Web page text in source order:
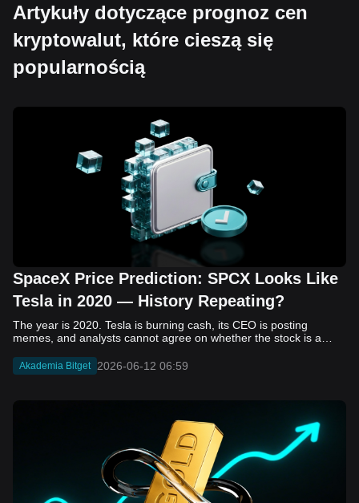
Artykuły dotyczące prognoz cen
kryptowalut, które cieszą się
popularnością
SpaceX Price Prediction: SPCX Looks Like
Tesla in 2020 — History Repeating?
The year is 2020. Tesla is burning cash, its CEO is posting memes, and analysts cannot agree on whether the stock is a generational opportunity or an elaborate joke. Now replace Tesla with SpaceX. Replace 2020 with 2026. The debate looks almost identical, and SPCX is set to hit the Nasdaq on June 12. The offering price is $135 per share. The implied valuation is $1.75 trillion. For anyone who watched Tesla run 700% that year, the pattern is hard to unsee. History does not repeat, but it rhymes often enough to pay attention. Before sizing into SPCX on day one, investors need to understand what actually drove Tesla's re-rating, whether SpaceX has the same ingredients, and where the comparison quietly falls apart. That is what this piece covers, with numbers. Five structural parallels that make SPCX feel like TSLA 2020. Five critical differences that could make trade painful. And the exact price levels and execution metrics will tell you whether this rocket clears the atmosphere or comes apart on ascent. Tesla in 2020 — The Flashback Every Investor Needs To understand the TSLA/SPCX parallel, you need to remember what Tesla actually looked like at the start of 2020. Not in hindsight. Through the eyes of a skeptic. Tesla, Inc. (TSLA) Price History Source: Yahoo Finance In January of that year, Tesla was trading at roughly $28 on a split-adjusted basis. The company had just barely posted its first full-year GAAP profit, capping nearly a decade of consecutive annual losses. Revenue was growing fast, but the valuation was already uncomfortable by any conventional measure. The price-to-earnings ratio peaked at 940x by Q4 2020, a number that triggered every value screen on the planet. The bear case was loud and well-reasoned. Tesla was a car company with car-company margins, going up against century-old manufacturers with far deeper pockets. The stock had already run hard. Every rational DCF model said it was overvalued. Then the narrative shifted. Not because of a single earnings beat or a product launch. The market collectively decided that Tesla was not a car company. It was a clean energy platform, a software business, a battery technology leader, and a self-driving AI play, all in one ticker. Once that frame took hold, traditional valuation metrics lost their grip as anchors. Retail investors piled in. Institutional funds that had stayed on the sidelines were forced to buy when Tesla was added to the SP 500 in December. The feedback loop closed hard and fast. By the end of 2020, the stock had risen 743% from its March lows, making it the largest company ever added to the index at the time of inclusion. The lesson is not that Tesla was cheap. It was not. The lesson is that Tesla's 2020 rally had almost nothing to do with fundamentals catching up to price. It was the market repricing the total addressable market and the probability of dominance. That distinction is the entire reason the SPCX conversation is worth having. The Parallel — Why SPCX Feels Like TSLA 2020 The similarities between SpaceX today and Tesla in 2020 are not superficial. They span five structural dimensions that matter to how markets re-rate a stock. The visionary founder effect: Tesla in 2020 was inseparable from Elon Musk. His vision, execution record, and ability to shape investor narratives were central to the thesis. SpaceX in 2026 is similar. Investors are not just buying a launch company; they are buying a vision of a multi-planetary future and a global communications network powered by Starlink. That founder premium is powerful, but it also creates key-person risk. Unprofitable on paper, but the underlying business is real: SpaceX’s headline GAAP losses may appear concerning, but adjusted EBITDA and Starlink’s profitability suggest the core business is already generating substantial economic value. Tesla investors who looked beyond reported losses before 2020 were ultimately rewarded. The question is whether SpaceX merits the same long-term patience. Dominant in a market that is just getting started: Tesla led the EV market just as adoption began accelerating. SpaceX occupies a similar position in the emerging space economy. Starlink has already achieved global scale, while Starship could dramatically lower launch costs if commercial operations mature, potentially reshaping the economics of the entire industry. A valuation that does not make sense on traditional metrics, and may not need to: SpaceX’s valuation appears extreme by conventional measures, much like Tesla’s did in 2020. Traditional valuation frameworks are not necessarily wrong, but when a company is creating a new category, they may fail to capture the scale of future opportunities. Retail conviction meets institutional hesitation: Tesla’s 2020 rally was fueled by strong retail demand and skepticism from many institutional investors. SpaceX could follow a similar path, with intense retail enthusiasm, cautious institutions, and potential future index inclusion creating demand that extends beyond near-term fundamentals. The Bull Case — If History Repeats If the Tesla 2020 parallel holds, what does the upside actually look like in numbers? Starlink's ceiling is much higher than $11.4 billion: Starlink still reaches only a fraction of its addressable market. With Starship enabling faster and cheaper satellite deployment, analysts project Starlink revenue could reach $30 to $50 billion annually by 2030. At a 40% operating margin, that implies $12 to $20 billion in operating profit from Starlink alone. Starship changes the economics of everything: If commercial Starship operations begin in the second half of 2026, the impact goes beyond lower launch costs. It could unlock new markets, accelerate satellite deployment, and reshape the economics of the entire launch industry. Even partial success would imply a much larger company than what traditional valuation models capture today. A Mars mission timeline becomes the narrative re-rating catalyst: Tesla’s re-rating happened when EV adoption moved from fringe to mainstream consensus. For SpaceX, the equivalent moment could come when a credible human Mars transit shifts from vision to scheduled mission. That would be less a financial event than a narrative event, and narrative events are what drive extreme re-ratings. The price target scenarios, modeled on Starlink growth and Starship commercialization, look like this: Scenario Implied Price by 2030 Basis Base Case $200 to $250 Starlink at $25B revenue, 35x EV/Revenue Bull Case $300 to $400 Starlink at $40B plus Starship commercial ops at scale Extreme Bull $500+ Full narrative re-rating plus index inclusion demand shock One more number worth sitting with: if SPCX mirrors Tesla’s exact 2020 to 2021 trajectory, a 700% move from the IPO price implies roughly $1,080 per share and a market cap above $14 trillion. That is not a price target. It is a thought experiment about maximum narrative compression when the market decides a company is no longer just a company, but a civilizational bet. The Bear Case — Where the Analogy Breaks Down The Tesla parallel is compelling, but incomplete. There are five places where the comparison breaks down, and ignoring them is how investors get hurt. SpaceX's biggest customer is the government: Tesla in 2020 was a consumer business with diversified demand from individual buyers. SpaceX is different. A meaningful share of revenue comes from NASA, the Department of Defense, and other government agencies. That makes SpaceX partly a defense and aerospace contractor, with budget, policy, and political risks Tesla never faced. You are buying the economics without the control: Public investors may participate in the upside, but Class A shares carry little meaningful voting power. Elon Musk retains strategic control. That may support the founder premium, but it also means shareholders have limited recourse if priorities shift, attention drifts, or decisions favor long-term missions over near-term profitability. Regulatory risk is structural, not episodic: Tesla faced regulatory scrutiny, but SpaceX depends on approvals for launches, environmental reviews, and commercial space operations. A major launch failure, extended FAA hold, or policy shift could delay Starship, slow Starlink deployment, and damage the growth narrative at the wrong time. The valuation math is genuinely difficult to defend: At a $1.75 trillion valuation, SpaceX is priced as if several major outcomes have already gone right: scaled Starship operations, massive Starlink growth, and a Mars-driven narrative premium. Reasonable base-case valuations sit far below the IPO price, meaning investors are effectively paying for the bull case upfront. The 2022 lesson exists and should not be dismissed: Tesla’s 2020 surge was followed by a brutal 2022 drawdown. The same retail conviction and founder premium that powered the rally became liabilities when sentiment turned. If SPCX follows the Tesla path, investors must account for both the euphoric upside and the volatility that may follow. The Tokenized Futures Signal — What Pre-Market Activity Is Telling Us Before SPCX officially trades on Nasdaq, there is already a market pricing it: the on-chain tokenized futures market on Bitget. Tokenized futures offer a live sentiment read: SPCXUSDT perpetual contracts have created real-time price discovery before the IPO. This matters because the participant base is retail-heavy, global, and conviction-driven, making it a useful signal traditional IPO indicators may miss. Positive funding suggests long-side enthusiasm: If funding rates remain persistently positive, traders are paying a premium to stay long. That points to strong retail conviction and limited short-side p
Akademia Bitget 2026-06-12 06:59